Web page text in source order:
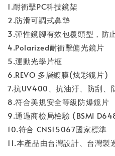
1.耐衝擊PC科技鏡架
2.防滑可調式鼻墊
3.彈性鏡腳有效包覆頭型，防
4.Polarized耐衝擊偏光鏡片
5.運動光學片框
6.REVO 多層鍍膜(炫彩鏡片)
7.抗UV400、抗油汙、防刮、
8.符合美規安全等級防爆鏡片
9.通過商檢局檢驗 (BSMI
10.符合 CNS15067國家標準
11.本產品由台灣設計、台灣製